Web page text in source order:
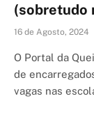
(sobretudo
16 de Agosto, 2024
O Portal da
de
vagas nas